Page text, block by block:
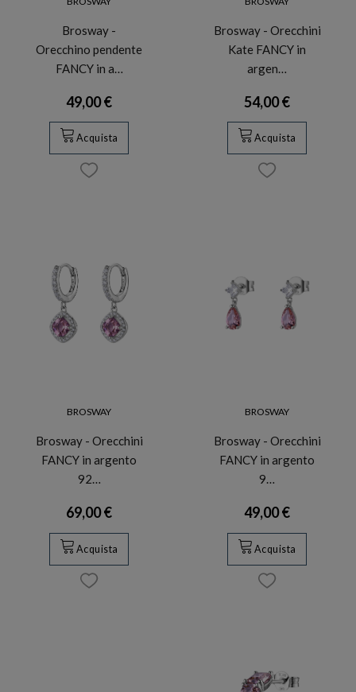
Brosway -
Orecchino pendente
FANCY in a…
49,00 €
Acquista
Brosway - Orecchini
Kate FANCY in
argen…
54,00 €
Acquista
BROSWAY
Brosway - Orecchini
FANCY in argento
92…
69,00 €
Acquista
BROSWAY
Brosway - Orecchini
FANCY in argento
9…
49,00 €
Acquista